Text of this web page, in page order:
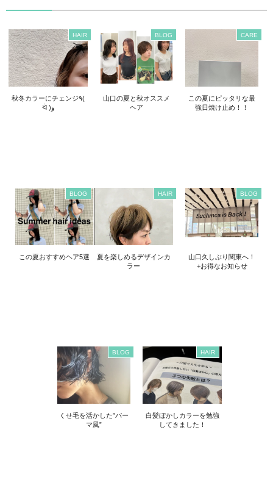
HAIR
秋冬カラーにチェンジ٩(
ᐛ )و
BLOG
山口の夏と秋オススメ
ヘア
CARE
この夏にピッタリな最
強日焼け止め！！
BLOG
この夏おすすめヘア5選
HAIR
夏を楽しめるデザインカ
ラー
BLOG
山口久しぶり関東へ！
+お得なお知らせ
BLOG
くせ毛を活かした”パー
マ風”
HAIR
白髪ぼかしカラーを勉強
してきました！